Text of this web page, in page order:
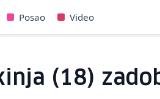
Posao Video
(18)